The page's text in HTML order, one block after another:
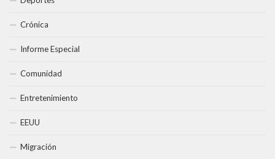
Crónica
Informe Especial
Comunidad
Entretenimiento
EEUU
Migración